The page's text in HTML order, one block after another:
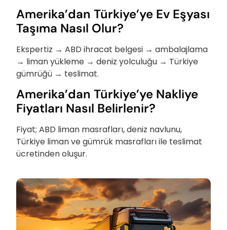
Amerika’dan Türkiye’ye Ev Eşyası
Taşıma Nasıl Olur?
Ekspertiz → ABD ihracat belgesi → ambalajlama
→ liman yükleme → deniz yolculuğu → Türkiye
gümrüğü → teslimat.
Amerika’dan Türkiye’ye Nakliye
Fiyatları Nasıl Belirlenir?
Fiyat; ABD liman masrafları, deniz navlunu,
Türkiye liman ve gümrük masrafları ile teslimat
ücretinden oluşur.